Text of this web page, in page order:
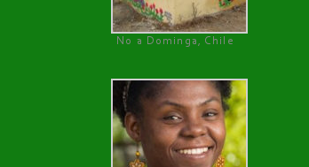
No a Dominga, Chile